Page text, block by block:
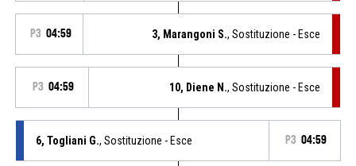
P3 04:59 3, Marangoni S., Sostituzione - Esce
P3 04:59 10, Diene N., Sostituzione - Esce
6, Togliani G., Sostituzione - Esce P3 04:59